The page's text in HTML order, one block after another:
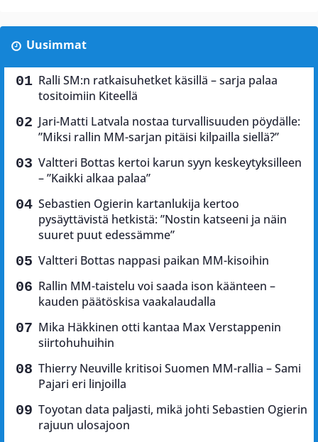
Uusimmat
Ralli SM:n ratkaisuhetket käsillä – sarja palaa
tositoimiin Kiteellä
Jari-Matti Latvala nostaa turvallisuuden pöydälle:
”Miksi rallin MM-sarjan pitäisi kilpailla siellä?”
Valtteri Bottas kertoi karun syyn keskeytyksilleen
– ”Kaikki alkaa palaa”
Sebastien Ogierin kartanlukija kertoo
pysäyttävistä hetkistä: ”Nostin katseeni ja näin
suuret puut edessämme”
Valtteri Bottas nappasi paikan MM-kisoihin
Rallin MM-taistelu voi saada ison käänteen –
kauden päätöskisa vaakalaudalla
Mika Häkkinen otti kantaa Max Verstappenin
siirtohuhuihin
Thierry Neuville kritisoi Suomen MM-rallia – Sami
Pajari eri linjoilla
Toyotan data paljasti, mikä johti Sebastien Ogierin
rajuun ulosajoon